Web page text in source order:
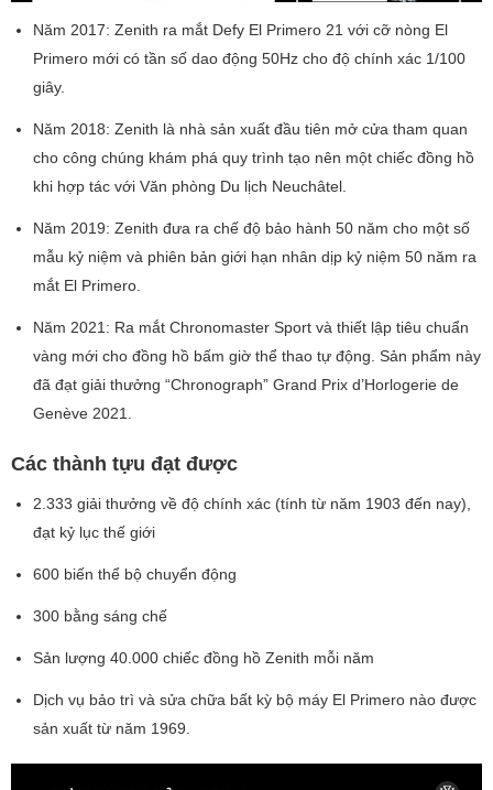
Năm 2017: Zenith ra mắt Defy El Primero 21 với cỡ nòng El
Primero mới có tần số dao động 50Hz cho độ chính xác 1/100
giây.
Năm 2018: Zenith là nhà sản xuất đầu tiên mở cửa tham quan
cho công chúng khám phá quy trình tạo nên một chiếc đồng hồ
khi hợp tác với Văn phòng Du lịch Neuchâtel.
Năm 2019: Zenith đưa ra chế độ bảo hành 50 năm cho một số
mẫu kỷ niệm và phiên bản giới hạn nhân dịp kỷ niệm 50 năm ra
mắt El Primero.
Năm 2021: Ra mắt Chronomaster Sport và thiết lập tiêu chuẩn
vàng mới cho đồng hồ bấm giờ thể thao tự động. Sản phẩm này
đã đạt giải thưởng “Chronograph” Grand Prix d’Horlogerie de
Genève 2021.
Các thành tựu đạt được
2.333 giải thưởng về độ chính xác (tính từ năm 1903 đến nay),
đạt kỷ lục thế giới
600 biến thể bộ chuyển động
300 bằng sáng chế
Sản lượng 40.000 chiếc đồng hồ Zenith mỗi năm
Dịch vụ bảo trì và sửa chữa bất kỳ bộ máy El Primero nào được
sản xuất từ ​​năm 1969.